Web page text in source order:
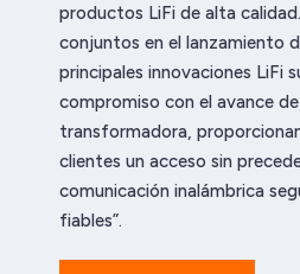
productos LiFi de alta
conjuntos en el lanzamiento
principales innovaciones LiFi
compromiso con el avance
transformadora,
clientes un acceso sin
comunicación inalámbrica
fiables”.